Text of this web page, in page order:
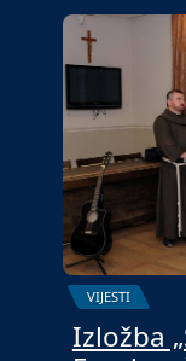
VIJESTI
Izložba